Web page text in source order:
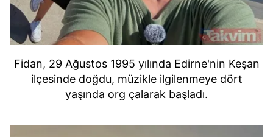
Fidan, 29 Ağustos 1995 yılında Edirne'nin Keşan
ilçesinde doğdu, müzikle ilgilenmeye dört
yaşında org çalarak başladı.